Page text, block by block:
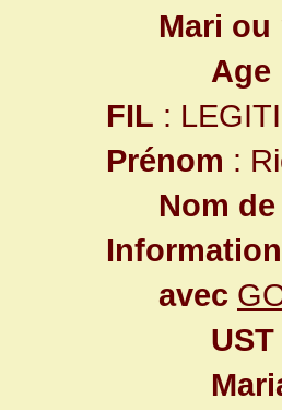
Mari ou
Age
FIL :
Prénom :
Nom
avec
UST